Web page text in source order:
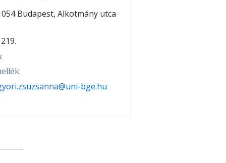
Budapest, Alkotmány utca
219.
bge.hu